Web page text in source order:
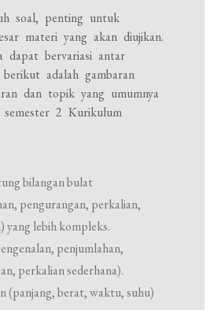
soal, penting untuk
materi yang akan diujikan.
dapat bervariasi antar
adalah gambaran
dan topik yang umumnya
2 Kurikulum
bilangan bulat
pengurangan, perkalian,
yang lebih kompleks.
penjumlahan,
perkalian sederhana).
(panjang, berat, waktu, suhu)